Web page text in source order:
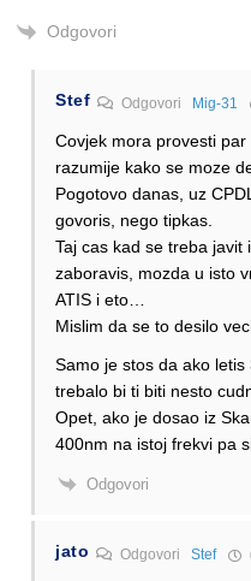
Odgovori
Stef Odgovori Mig-31
Covjek mora provesti
razumije kako se moze
Pogotovo danas, uz
govoris, nego tipkas.
Taj cas kad se treba javit
zaboravis, mozda u isto
ATIS i eto…
Mislim da se to desilo
Samo je stos da ako letis
trebalo bi ti biti nesto
Opet, ako je dosao iz
400nm na istoj frekvi pa
Odgovori
jato Odgovori Stef